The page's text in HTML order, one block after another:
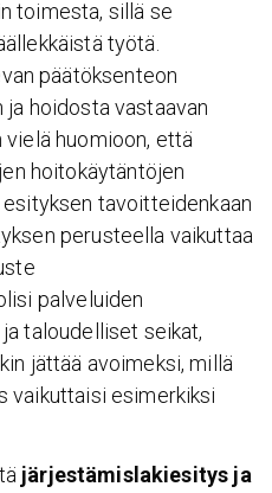
toimesta, sillä se
työtä.
päätöksenteon
ja hoidosta vastaavan
vielä huomioon, että
hoitokäytäntöjen
tavoitteidenkaan
perusteella vaikuttaa
palveluiden
taloudelliset seikat,
jättää avoimeksi, millä
vaikuttaisi esimerkiksi
järjestämislakiesitys ja